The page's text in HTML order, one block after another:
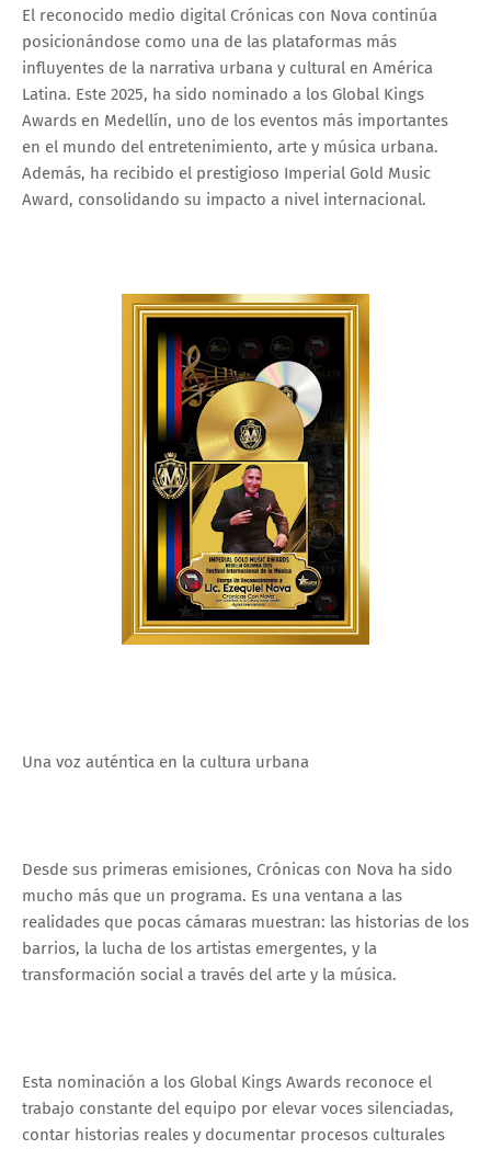
El reconocido medio digital Crónicas con Nova continúa
posicionándose como una de las plataformas más
influyentes de la narrativa urbana y cultural en América
Latina. Este 2025, ha sido nominado a los Global Kings
Awards en Medellín, uno de los eventos más importantes
en el mundo del entretenimiento, arte y música urbana.
Además, ha recibido el prestigioso Imperial Gold Music
Award, consolidando su impacto a nivel internacional.
Una voz auténtica en la cultura urbana
Desde sus primeras emisiones, Crónicas con Nova ha sido
mucho más que un programa. Es una ventana a las
realidades que pocas cámaras muestran: las historias de los
barrios, la lucha de los artistas emergentes, y la
transformación social a través del arte y la música.
Esta nominación a los Global Kings Awards reconoce el
trabajo constante del equipo por elevar voces silenciadas,
contar historias reales y documentar procesos culturales